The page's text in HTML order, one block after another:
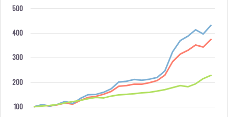
100
200
300
400
500